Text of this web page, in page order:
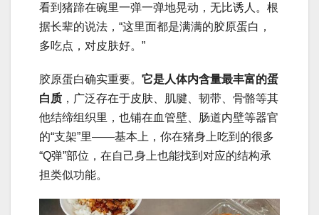
看到猪蹄在碗里一弹一弹地晃动，无比诱人。根
据长辈的说法，“这里面都是满满的胶原蛋白，
多吃点，对皮肤好。”
胶原蛋白确实重要。 它是人体内含量最丰富的蛋
白质 ，广泛存在于皮肤、肌腱、韧带、骨骼等其
他结缔组织里，也铺在血管壁、肠道内壁等器官
的“支架”里——基本上，你在猪身上吃到的很多
“Q弹”部位，在自己身上也能找到对应的结构承
担类似功能。